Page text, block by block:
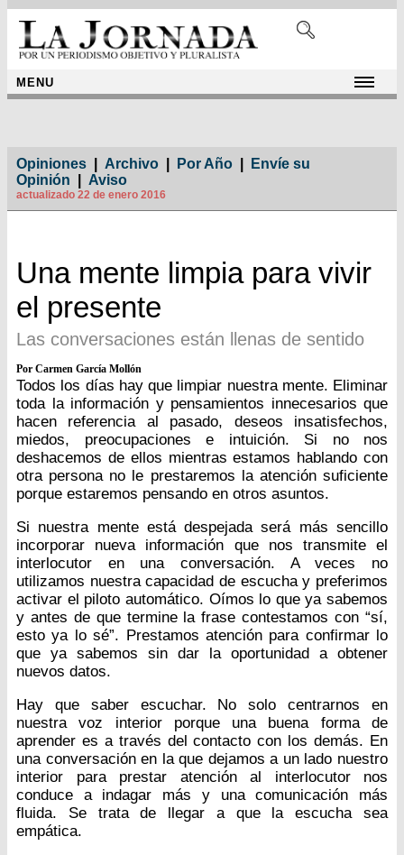
MENU
Opiniones Archivo Por Año
Envíe su
Opinión
Aviso
actualizado 22 de enero 2016
Una mente limpia para vivir
el presente
Las conversaciones están llenas de sentido
Por Carmen García Mollón
Todos los días hay que limpiar nuestra mente. Eliminar
toda la información y pensamientos innecesarios que
hacen referencia al pasado, deseos insatisfechos,
miedos, preocupaciones e intuición. Si no nos
deshacemos de ellos mientras estamos hablando con
otra persona no le prestaremos la atención suficiente
porque estaremos pensando en otros asuntos.
Si nuestra mente está despejada será más sencillo
incorporar nueva información que nos transmite el
interlocutor en una conversación. A veces no
utilizamos nuestra capacidad de escucha y preferimos
activar el piloto automático. Oímos lo que ya sabemos
y antes de que termine la frase contestamos con “sí,
esto ya lo sé”. Prestamos atención para confirmar lo
que ya sabemos sin dar la oportunidad a obtener
nuevos datos.
Hay que saber escuchar. No solo centrarnos en
nuestra voz interior porque una buena forma de
aprender es a través del contacto con los demás. En
una conversación en la que dejamos a un lado nuestro
interior para prestar atención al interlocutor nos
conduce a indagar más y una comunicación más
fluida. Se trata de llegar a que la escucha sea
empática.